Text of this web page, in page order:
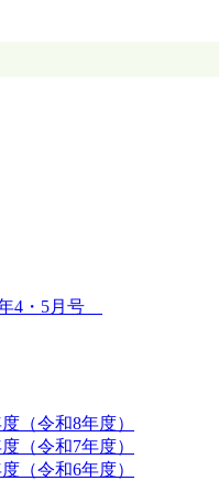
4・5月号
（令和8年度）
（令和7年度）
（令和6年度）